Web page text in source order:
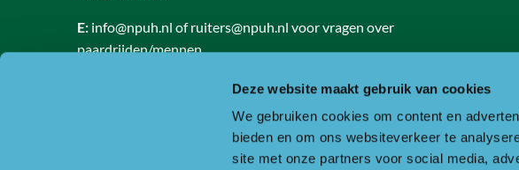
Deze website maakt gebruik van cookies
We gebruiken cookies om content en
bieden en om ons websiteverkeer te
site met onze partners voor social media,
E: info@npuh.nl of ruiters@npuh.nl voor vragen over
paardrijden/mennen
RSIN nummer: 818889986
BTW nummer: 8188 89 986 B01